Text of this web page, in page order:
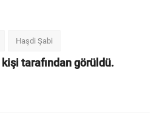
Haşdi Şabi
kişi tarafından görüldü.